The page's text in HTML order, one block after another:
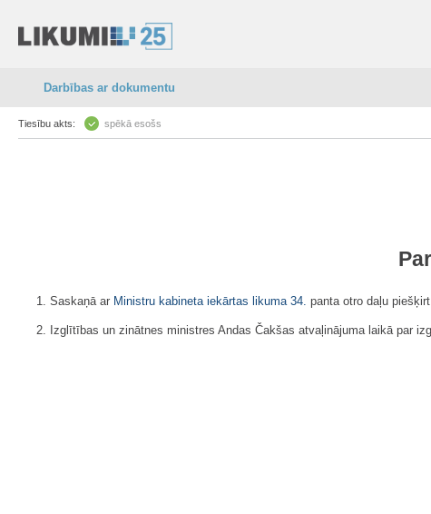
Darbības ar dokumentu
Tiesību akts: spēkā esošs
1. Saskaņā ar Ministru kabineta iekārtas likuma 34. panta otro daļu
2. Izglītības un zinātnes ministres Andas Čakšas atvaļinājuma laikā par